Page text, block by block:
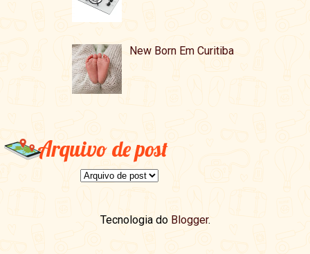
New Born Em Curitiba
Arquivo de post
Tecnologia do Blogger.